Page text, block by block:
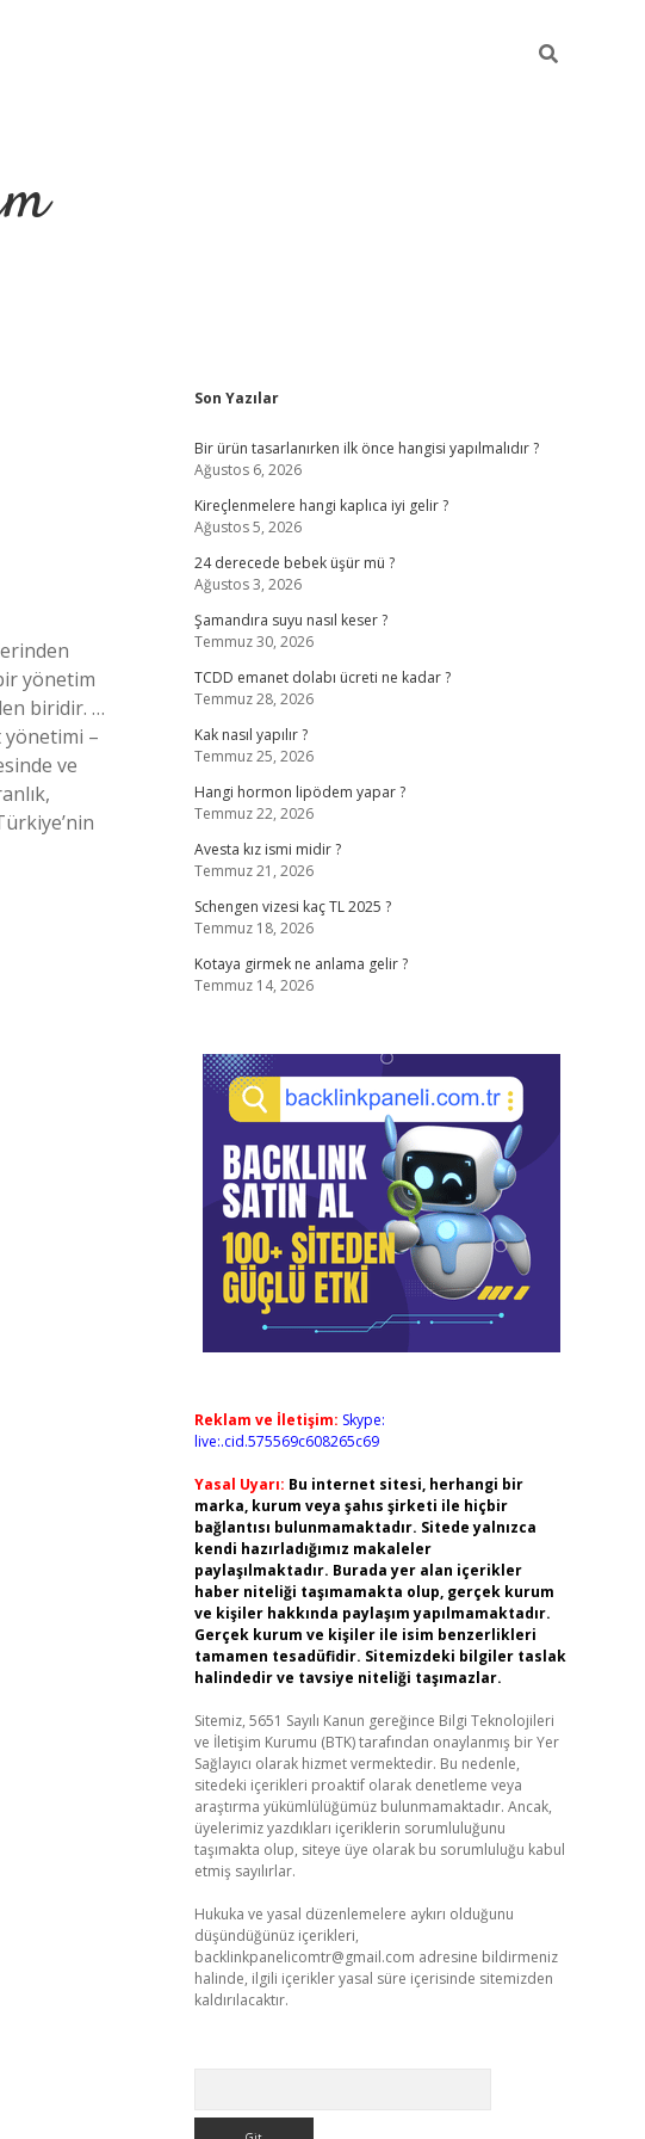
yönetim
biridir. …
–
ve
Sidebar
Son Yazılar
Bir ürün tasarlanırken ilk önce hangisi yapılmalıdır ?
Ağustos 6, 2026
Kireçlenmelere hangi kaplıca iyi gelir ?
Ağustos 5, 2026
24 derecede bebek üşür mü ?
Ağustos 3, 2026
Şamandıra suyu nasıl keser ?
Temmuz 30, 2026
TCDD emanet dolabı ücreti ne kadar ?
Temmuz 28, 2026
Kak nasıl yapılır ?
Temmuz 25, 2026
Hangi hormon lipödem yapar ?
Temmuz 22, 2026
Avesta kız ismi midir ?
Temmuz 21, 2026
Schengen vizesi kaç TL 2025 ?
Temmuz 18, 2026
Kotaya girmek ne anlama gelir ?
Temmuz 14, 2026
Reklam ve İletişim: Skype:
live:.cid.575569c608265c69
Yasal Uyarı: Bu internet sitesi, herhangi bir
marka, kurum veya şahıs şirketi ile hiçbir
bağlantısı bulunmamaktadır. Sitede yalnızca
kendi hazırladığımız makaleler
paylaşılmaktadır. Burada yer alan içerikler
haber niteliği taşımamakta olup, gerçek kurum
ve kişiler hakkında paylaşım yapılmamaktadır.
Gerçek kurum ve kişiler ile isim benzerlikleri
tamamen tesadüfidir. Sitemizdeki bilgiler taslak
halindedir ve tavsiye niteliği taşımazlar.
Sitemiz, 5651 Sayılı Kanun gereğince Bilgi Teknolojileri
ve İletişim Kurumu (BTK) tarafından onaylanmış bir Yer
Sağlayıcı olarak hizmet vermektedir. Bu nedenle,
sitedeki içerikleri proaktif olarak denetleme veya
araştırma yükümlülüğümüz bulunmamaktadır. Ancak,
üyelerimiz yazdıkları içeriklerin sorumluluğunu
taşımakta olup, siteye üye olarak bu sorumluluğu kabul
etmiş sayılırlar.
Hukuka ve yasal düzenlemelere aykırı olduğunu
düşündüğünüz içerikleri,
backlinkpanelicomtr@gmail.com adresine bildirmeniz
halinde, ilgili içerikler yasal süre içerisinde sitemizden
kaldırılacaktır.